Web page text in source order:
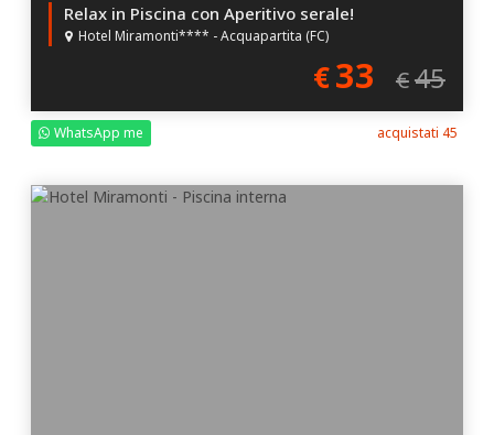
Relax in Piscina con Aperitivo serale!
Hotel Miramonti**** - Acquapartita (FC)
€33 €45
WhatsApp me acquistati 45